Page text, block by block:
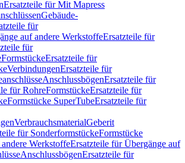
Ersatzteile für Mit Mapress
Gebäude-
für
auf andere WerkstoffeErsatzteile für
für
FormstückeErsatzteile für
VerbindungenErsatzteile für
AnschlussbögenErsatzteile für
für RohreFormstückeErsatzteile für
Formstücke SuperTubeErsatzteile für
VerbrauchsmaterialGeberit
für SonderformstückeFormstücke
WerkstoffeErsatzteile für Übergänge auf
AnschlussbögenErsatzteile für